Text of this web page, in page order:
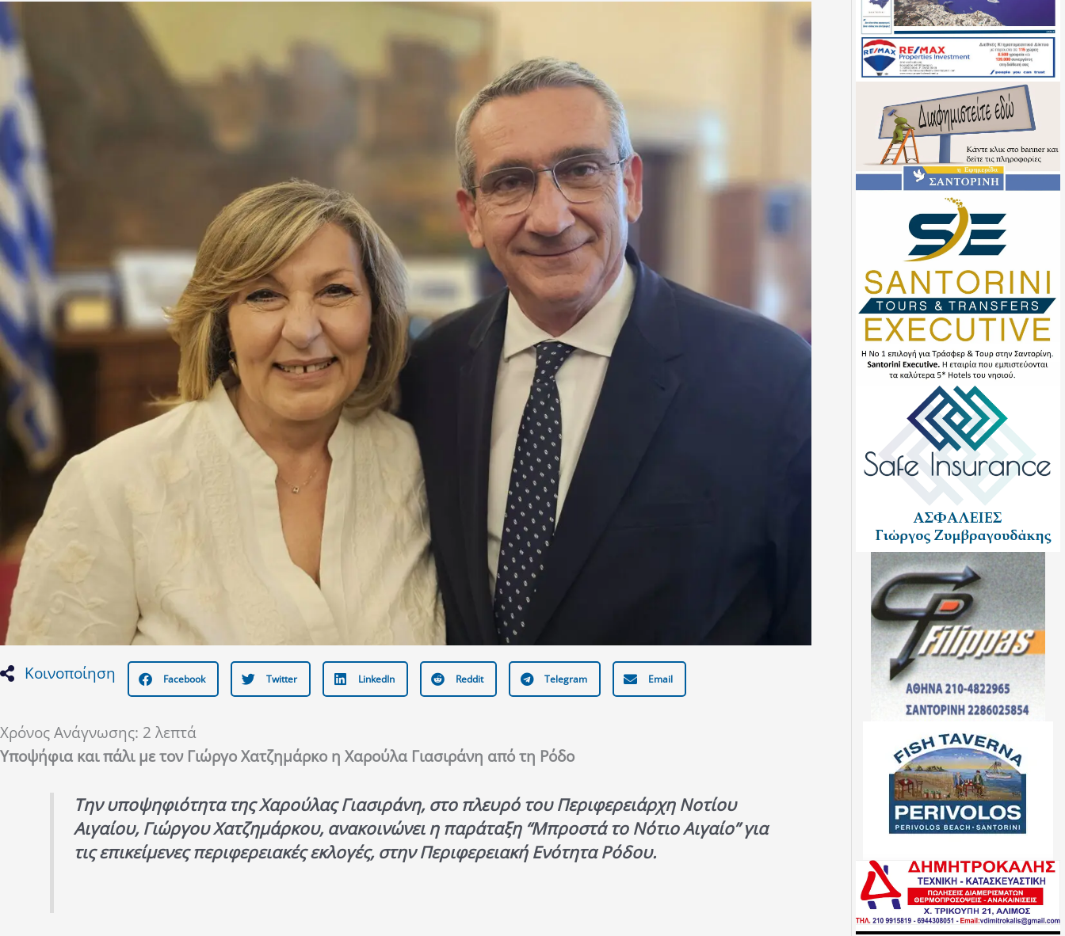
Κοινοποίηση Facebook Twitter LinkedIn Reddit Telegram Email
Χρόνος Ανάγνωσης: 2 λεπτά
Υποψήφια και πάλι με τον Γιώργο Χατζημάρκο η Χαρούλα Γιασιράνη από τη Ρόδο
Την υποψηφιότητα της Χαρούλας Γιασιράνη, στο πλευρό του Περιφερειάρχη Νοτίου
Αιγαίου, Γιώργου Χατζημάρκου, ανακοινώνει η παράταξη “Μπροστά το Νότιο Αιγαίο” για
τις επικείμενες περιφερειακές εκλογές, στην Περιφερειακή Ενότητα Ρόδου.